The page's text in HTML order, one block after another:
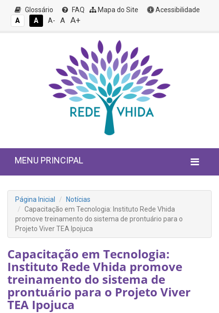
Glossário FAQ Mapa do Site
Acessibilidade
A
A A- A A+
MENU PRINCIPAL
Página Inicial
Notícias
Capacitação em Tecnologia: Instituto Rede Vhida
promove treinamento do sistema de prontuário para o
Projeto Viver TEA Ipojuca
Capacitação em Tecnologia:
Instituto Rede Vhida promove
treinamento do sistema de
prontuário para o Projeto Viver
TEA Ipojuca